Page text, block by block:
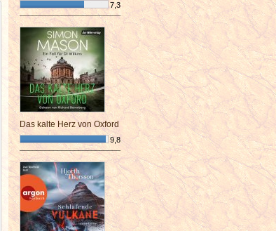
7,3
¯¯¯¯¯¯¯¯¯¯¯¯¯¯¯¯¯¯¯¯¯¯¯¯
Das kalte Herz von Oxford
9,8
¯¯¯¯¯¯¯¯¯¯¯¯¯¯¯¯¯¯¯¯¯¯¯¯